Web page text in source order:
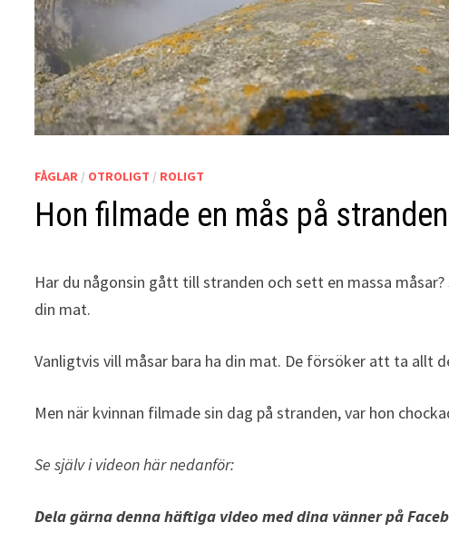
FÅGLAR / OTROLIGT / ROLIGT
Hon filmade en mås på
Har du någonsin gått till stranden och sett en massa
din mat.
Vanligtvis vill måsar bara ha din mat. De försöker att ta allt
Men när kvinnan filmade sin dag på stranden, var hon
Se själv i videon här nedanför:
Dela gärna denna häftiga video med dina vänner på